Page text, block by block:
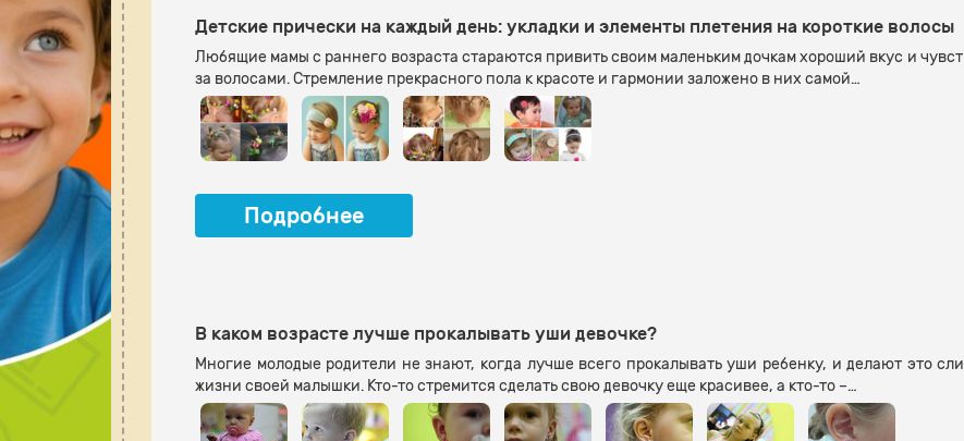
Детские прически на каждый день: укладки и элементы плетения на короткие волосы
Любящие мамы с раннего возраста стараются привить своим маленьким дочкам хороший вкус и
за волосами. Стремление прекрасного пола к красоте и гармонии заложено в них самой…
Подробнее
В каком возрасте лучше прокалывать уши девочке?
Многие молодые родители не знают, когда лучше всего прокалывать уши ребенку, и делают это
жизни своей малышки. Кто-то стремится сделать свою девочку еще красивее, а кто-то –…